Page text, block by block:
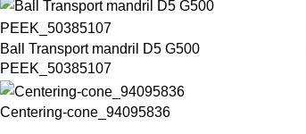
Ball Transport mandril D5 G500
PEEK_50385107
Centering-cone_94095836